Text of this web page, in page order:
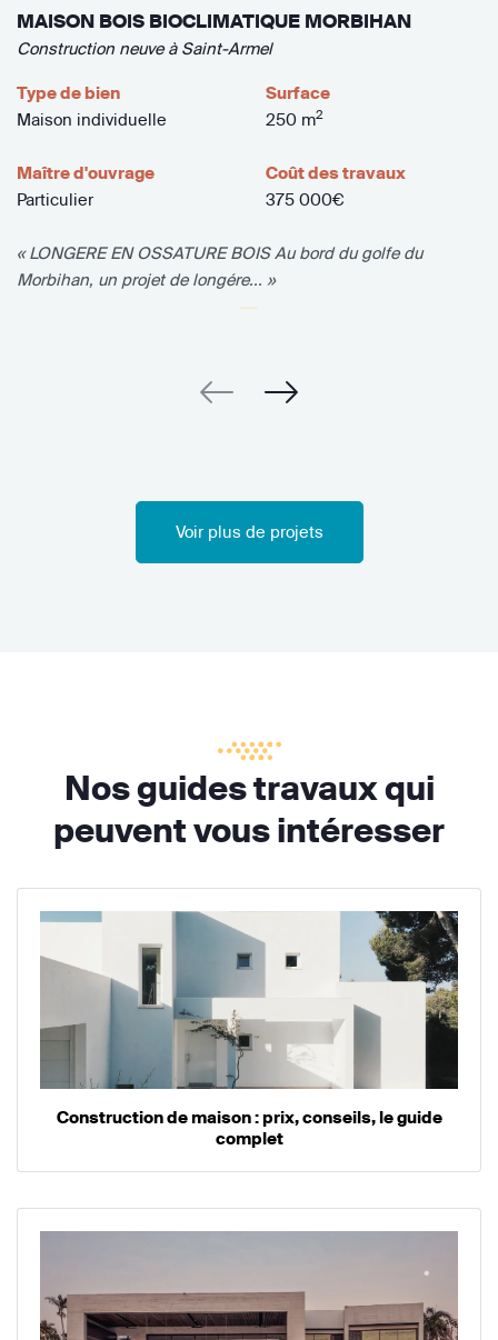
MAISON BOIS BIOCLIMATIQUE MORBIHAN
Construction neuve à Saint-Armel
Type de bien
Maison individuelle
Surface
250 m2
Maître d'ouvrage
Particulier
Coût des travaux
375 000€
« LONGERE EN OSSATURE BOIS Au bord du golfe du
Morbihan, un projet de longére... »
Voir plus de projets
Nos guides travaux qui
peuvent vous intéresser
Construction de maison : prix, conseils, le guide
complet